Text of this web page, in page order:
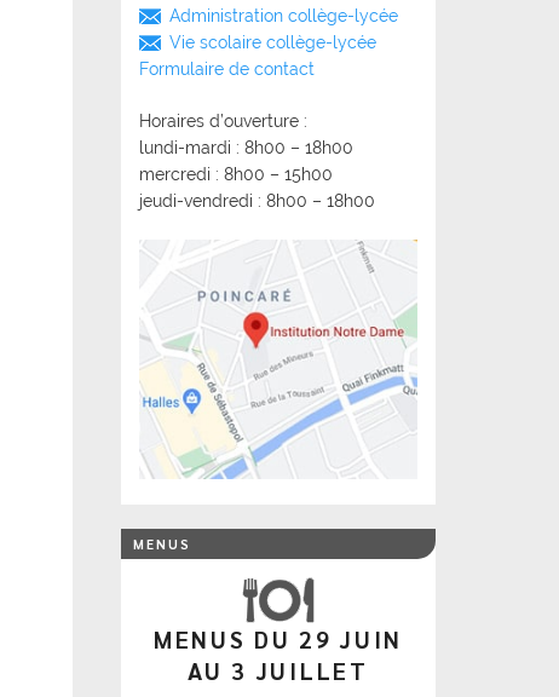
Administration collège-lycée
Vie scolaire collège-lycée
Formulaire de contact
Horaires d’ouverture :
lundi-mardi : 8h00 – 18h00
mercredi : 8h00 – 15h00
jeudi-vendredi : 8h00 – 18h00
MENUS
MENUS DU 29 JUIN
AU 3 JUILLET